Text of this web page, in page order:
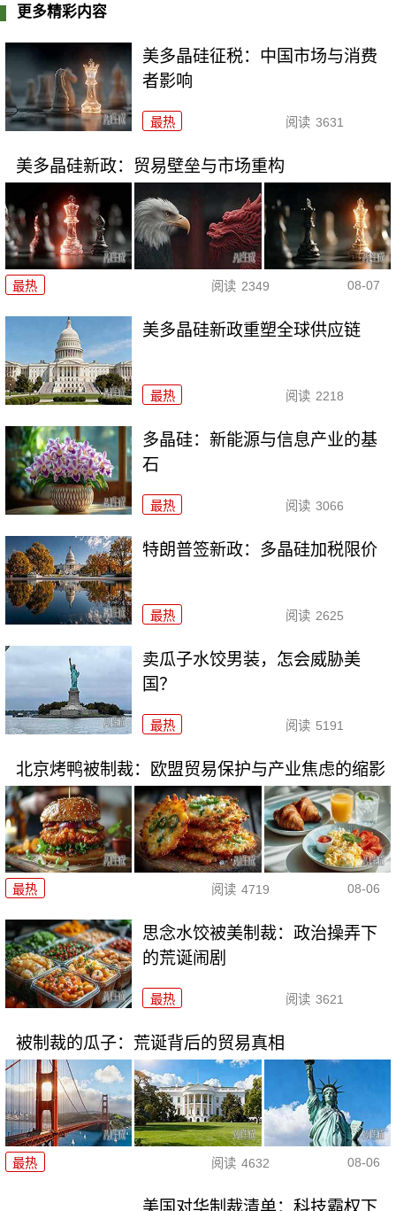
更多精彩内容
美多晶硅征税：中国市场与消费
者影响
最热 阅读 3631
美多晶硅新政：贸易壁垒与市场重构
最热 阅读 2349 08-07
美多晶硅新政重塑全球供应链
最热 阅读 2218
多晶硅：新能源与信息产业的基
石
最热 阅读 3066
特朗普签新政：多晶硅加税限价
最热 阅读 2625
卖瓜子水饺男装，怎会威胁美
国？
最热 阅读 5191
北京烤鸭被制裁：欧盟贸易保护与产业焦虑的缩影
最热 阅读 4719 08-06
思念水饺被美制裁：政治操弄下
的荒诞闹剧
最热 阅读 3621
被制裁的瓜子：荒诞背后的贸易真相
最热 阅读 4632 08-06
美国对华制裁清单：科技霸权下